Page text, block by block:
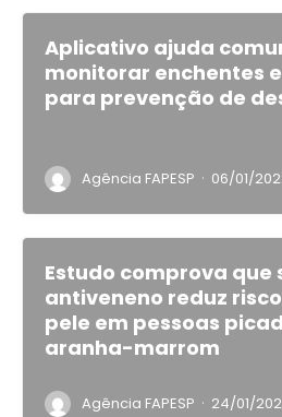
Aplicativo ajuda
monitorar enchentes
para prevenção de
Agência FAPESP · 06/01/
Estudo comprova que
antiveneno reduz
pele em pessoas
aranha-marrom
Agência FAPESP · 24/01/